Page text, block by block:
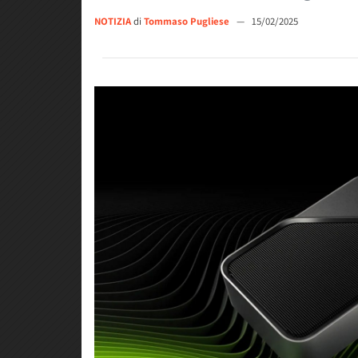
NOTIZIAdi Tommaso Pugliese — 15/02/2025